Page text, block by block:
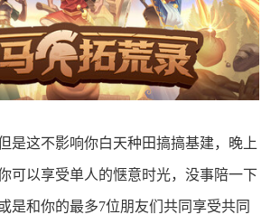
是这不影响你白天种田搞搞基建，晚上
可以享受单人的惬意时光，没事陪一下
是和你的最多7位朋友们共同享受共同